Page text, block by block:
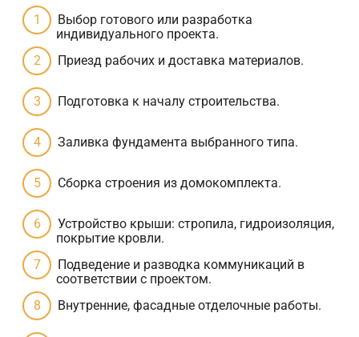
Выбор готового или разработка
индивидуального проекта.
Приезд рабочих и доставка материалов.
Подготовка к началу строительства.
Заливка фундамента выбранного типа.
Сборка строения из домокомплекта.
Устройство крыши: стропила, гидроизоляция,
покрытие кровли.
Подведение и разводка коммуникаций в
соответствии с проектом.
Внутренние, фасадные отделочные работы.